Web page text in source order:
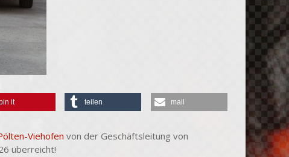
it teilen mail
Viehofen von der Geschäftsleitung von
überreicht!